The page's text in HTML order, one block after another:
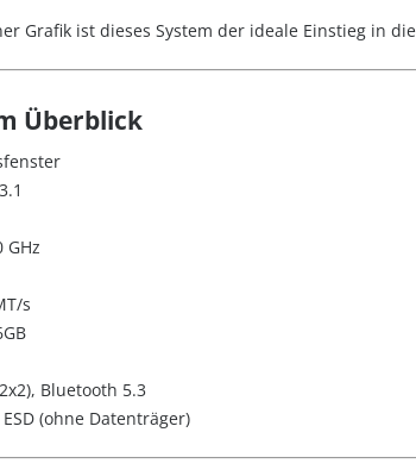
Grafik ist dieses System der ideale Einstieg in die
Überblick
GHz
s
Bluetooth 5.3
ESD (ohne Datenträger)